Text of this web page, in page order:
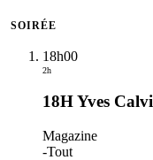
SOIRÉE
18h00
2h
18H Yves Calvi
Magazine
-Tout